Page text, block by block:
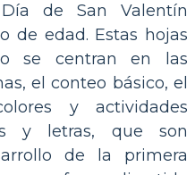
de San Valentín
de edad. Estas hojas
se centran en las
el conteo básico, el
y actividades
y letras, que son
de la primera